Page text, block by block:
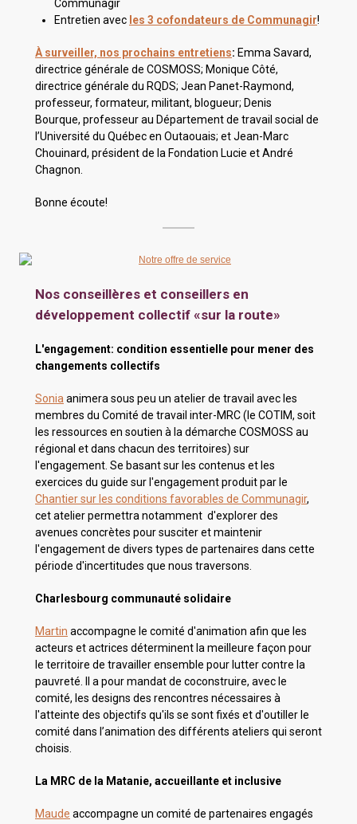
Communagir
Entretien avec les 3 cofondateurs de Communagir!
À surveiller, nos prochains entretiens: Emma Savard,
directrice générale de COSMOSS; Monique Côté,
directrice générale du RQDS; Jean Panet-Raymond,
professeur, formateur, militant, blogueur; Denis
Bourque, professeur au Département de travail social de
l’Université du Québec en Outaouais; et Jean-Marc
Chouinard, président de la Fondation Lucie et André
Chagnon.
Bonne écoute!
Nos conseillères et conseillers en
développement collectif «sur la route»
L'engagement: condition essentielle pour mener des
changements collectifs
Sonia animera sous peu un atelier de travail avec les
membres du Comité de travail inter-MRC (le COTIM, soit
les ressources en soutien à la démarche COSMOSS au
régional et dans chacun des territoires) sur
l'engagement. Se basant sur les contenus et les
exercices du guide sur l'engagement produit par le
Chantier sur les conditions favorables de Communagir,
cet atelier permettra notamment d'explorer des
avenues concrètes pour susciter et maintenir
l'engagement de divers types de partenaires dans cette
période d'incertitudes que nous traversons.
Charlesbourg communauté solidaire
Martin accompagne le comité d'animation afin que les
acteurs et actrices déterminent la meilleure façon pour
le territoire de travailler ensemble pour lutter contre la
pauvreté. Il a pour mandat de coconstruire, avec le
comité, les designs des rencontres nécessaires à
l'atteinte des objectifs qu'ils se sont fixés et d'outiller le
comité dans l’animation des différents ateliers qui seront
choisis.
La MRC de la Matanie, accueillante et inclusive
Maude accompagne un comité de partenaires engagés